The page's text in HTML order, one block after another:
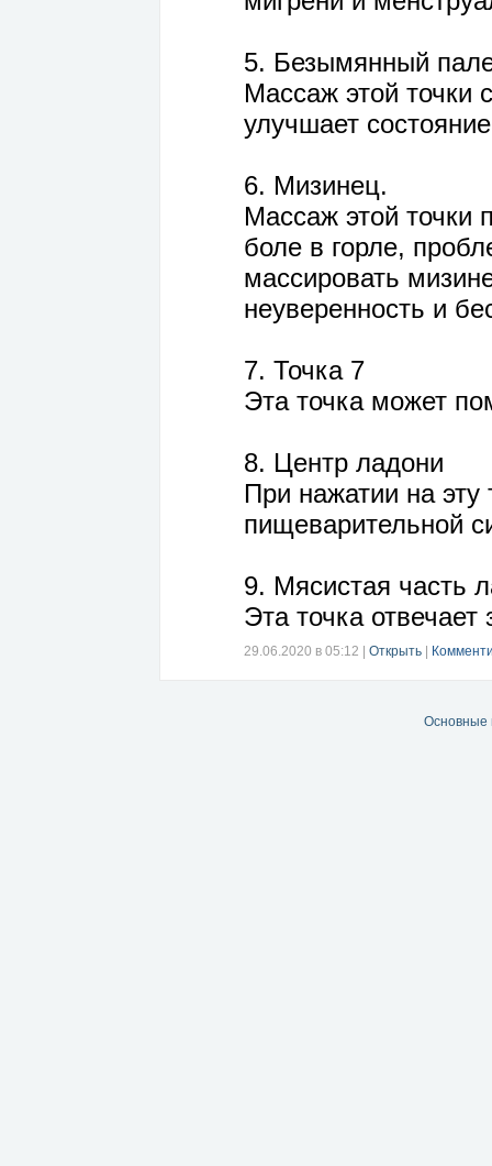
5. Безымянный
Массаж этой точки
улучшает
6. Мизинец.
Массаж этой точки
боле в горле,
массировать
неуверенность и
7. Точка 7
Эта точка может
8. Центр ладони
При нажатии на эту
пищеварительной
9. Мясистая часть
Эта точка
29.06.2020 в 05:12 Открыть
Основные